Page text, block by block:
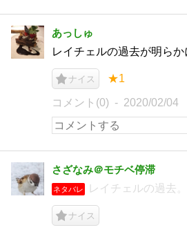
あっしゅ
レイチェルの過去が明らか
ナイス ★1
コメント(0) 2020/02/04
さざなみ＠モチベ停滞
ネタバレ レイチェルの過去。
ナイス